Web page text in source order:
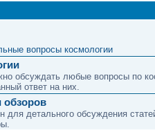
вопросы космологии
обсуждать любые вопросы по
ответ на них.
обзоров
для детального обсуждения